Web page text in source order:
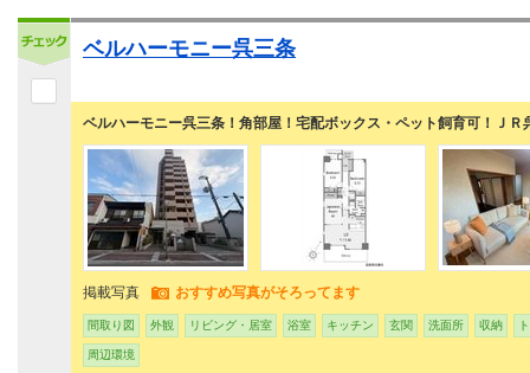
ベルハーモニー呉三条
ベルハーモニー呉三条！角部屋！宅配ボックス・ペット飼育可！ＪＲ
掲載写真 おすすめ写真がそろってます
間取り図 外観 リビング・居室 浴室 キッチン 玄関 洗面所 収納
周辺環境